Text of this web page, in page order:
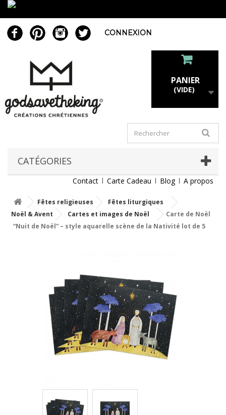
CONNEXION
PANIER
(VIDE)
CATÉGORIES
Contact Carte Cadeau Blog A propos
Fêtes religieuses
Fêtes liturgiques
Noël & Avent
Cartes et images de Noël
Carte de Noël
“Nuit de Noël” – style aquarelle scène de la Nativité lot de 5